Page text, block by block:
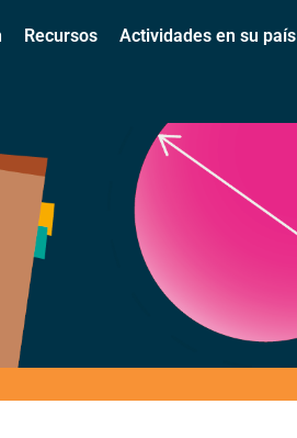
Recursos Actividades en su país